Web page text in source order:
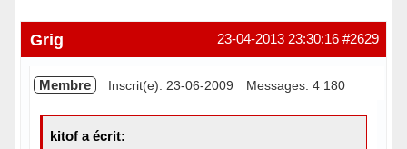
#2629
23-04-2013 23:30:16
Grig
Membre Inscrit(e): 23-06-2009 Messages: 4 180
kitof a écrit: